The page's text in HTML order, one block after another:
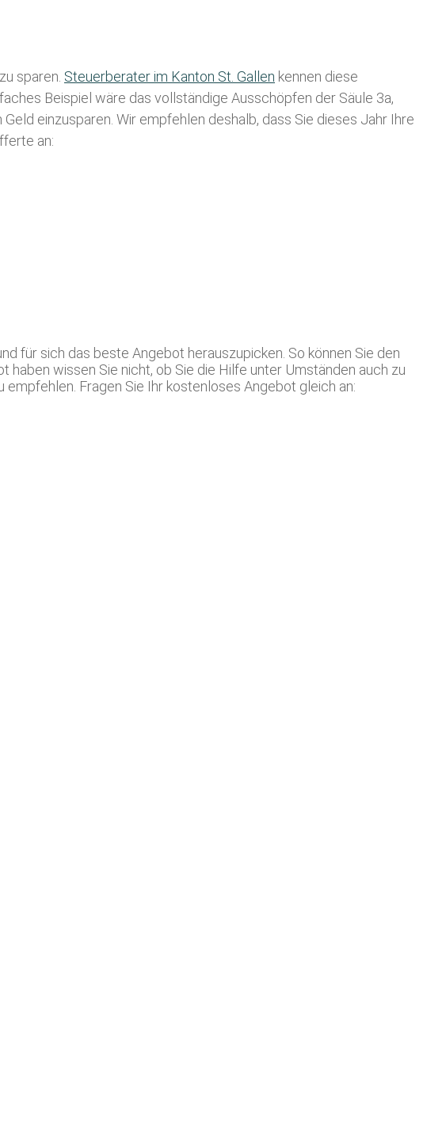
sparen. Steuerberater im K anton St. Gallen kennen diese
Beispiel wäre das vollständige Ausschöpfen der Säule 3a,
einzusparen. Wir empfehlen deshalb, dass Sie dieses Jahr Ihre
an:
für sich das beste Angebot herauszupicken. So können Sie den
wissen Sie nicht, ob Sie die Hilfe unter Umständen auch zu
Fragen Sie Ihr kostenloses Angebot gleich an: